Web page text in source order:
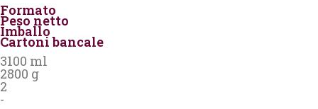
Formato
Peso netto
Imballo
Cartoni bancale
3100 ml
2800 g
2
-